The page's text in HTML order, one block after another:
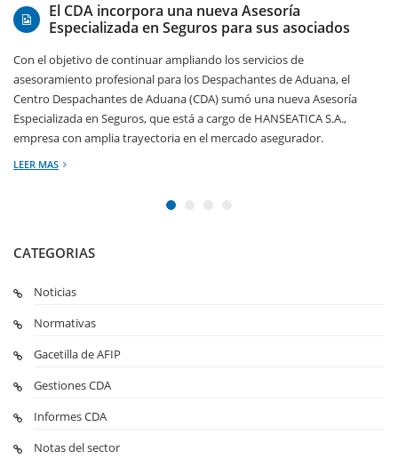
El CDA incorpora una nueva Asesoría
Especializada en Seguros para sus asociados
Con el objetivo de continuar ampliando los servicios de
asesoramiento profesional para los Despachantes de Aduana, el
Centro Despachantes de Aduana (CDA) sumó una nueva Asesoría
Especializada en Seguros, que está a cargo de HANSEATICA S.A.,
empresa con amplia trayectoria en el mercado asegurador.
LEER MAS
CATEGORIAS
Noticias
Normativas
Gacetilla de AFIP
Gestiones CDA
Informes CDA
Notas del sector